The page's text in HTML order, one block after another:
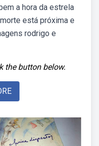
a hora da estrela
está próxima e
rodrigo e
the button below.